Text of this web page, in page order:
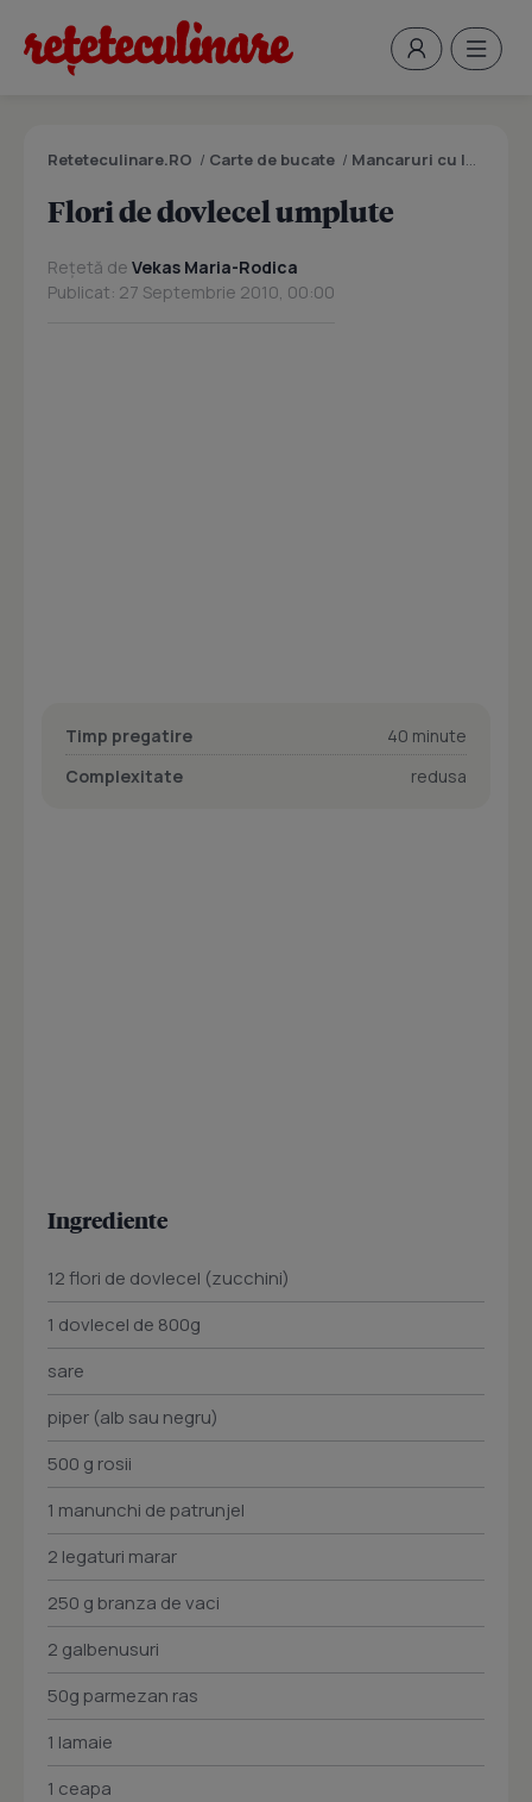
Reteteculinare.RO / Carte de bucate / Mancaruri cu legume si zarzavaturi
Flori de dovlecel umplute
Rețetă de Vekas Maria-Rodica
Publicat: 27 Septembrie 2010, 00:00
Timp pregatire
40 minute
Complexitate
redusa
Ingrediente
12 flori de dovlecel (zucchini)
1 dovlecel de 800g
sare
piper (alb sau negru)
500 g rosii
1 manunchi de patrunjel
2 legaturi marar
250 g branza de vaci
2 galbenusuri
50g parmezan ras
1 lamaie
1 ceapa